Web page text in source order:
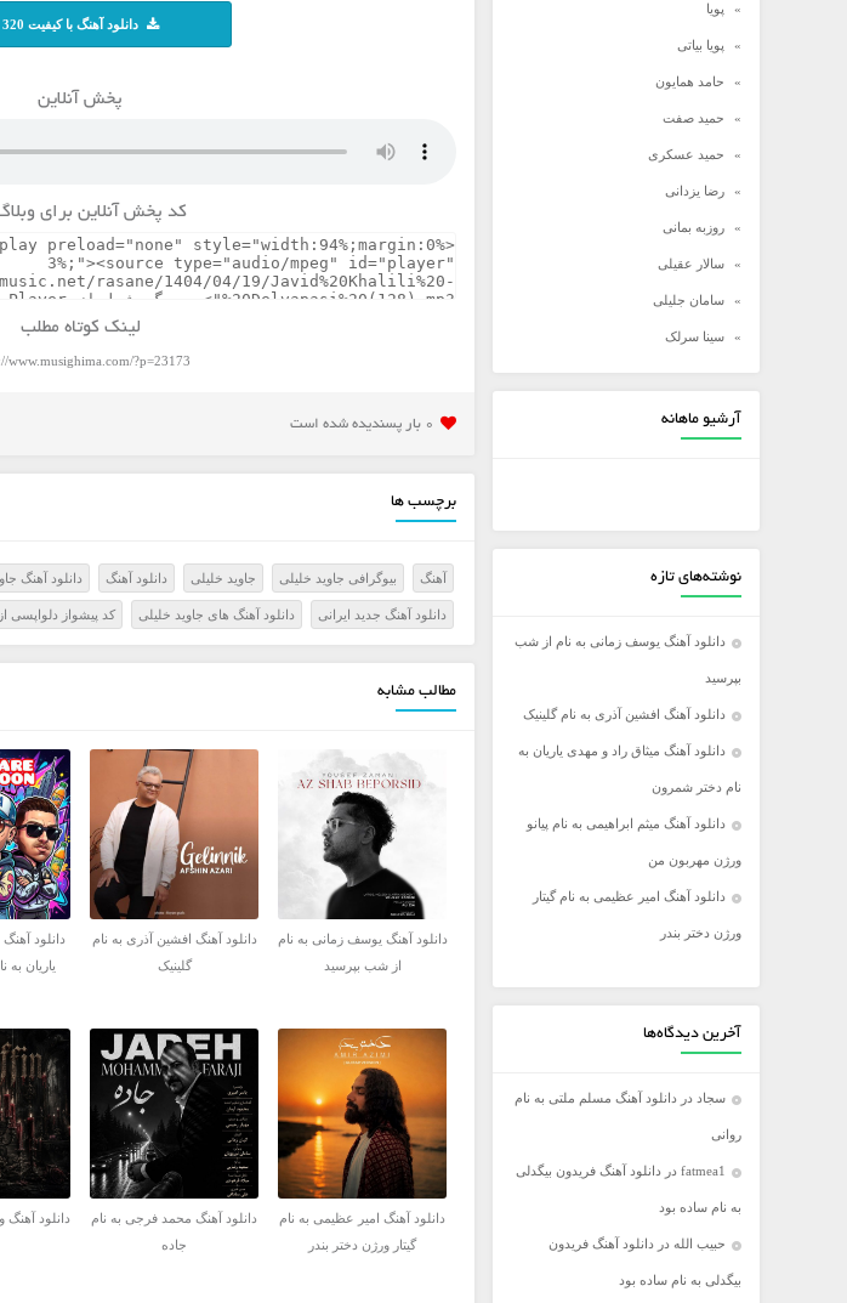
پویا
پویا بیاتی
حامد همایون
حمید صفت
حمید عسکری
رضا یزدانی
روزبه بمانی
سالار عقیلی
سامان جلیلی
سینا سرلک
شادمهر عقیلی
محسن ابراهیم زاده
محسن چاووشی
محمد رضا گلزار
محمد علیزاده
مرتضی اشرفی
مرتضی سرمدی
مهدی جهانی
مهدی یغمایی
آرشیو ماهانه
نوشته‌های تازه
دانلود آهنگ یوسف زمانی به نام از شب
بپرسید
دانلود آهنگ افشین آذری به نام گلینیک
دانلود آهنگ میثاق راد و مهدی یاریان به
نام دختر شمرون
دانلود آهنگ میثم ابراهیمی به نام پیانو
ورژن مهربون من
دانلود آهنگ امیر عظیمی به نام گیتار
ورژن دختر بندر
آخرین دیدگاه‌ها
سجاد در دانلود آهنگ مسلم ملتی به نام
روانی
fatmea1 در دانلود آهنگ فریدون بیگدلی
به نام ساده بود
حبیب الله در دانلود آهنگ فریدون
بیگدلی به نام ساده بود
دانلود آهنگ با کیفیت 320
پخش آنلاین
کد پخش آنلاین برای
لینک کوتاه مطلب
www.musighima.com/?p=23173
0 بار پسنديده شده است
برچسب ها
آهنگ بیوگرافی جاوید خلیلی جاوید خلیلی دانلود آهنگ دانلود آهنگ
دانلود آهنگ جدید ایرانی دانلود آهنگ های جاوید خلیلی کد پیشواز دلواپسی
مطالب مشابه
دانلود آهنگ یوسف زمانی به نام
از شب بپرسید
دانلود آهنگ افشین آذری به نام
گلینیک
دانلود
یاریان
دانلود آهنگ امیر عظیمی به نام
گیتار ورژن دختر بندر
دانلود آهنگ محمد فرجی به نام
جاده
دانلود آهنگ